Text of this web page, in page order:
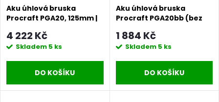
Aku úhlová bruska
Procraft PGA20, 125mm |
4 222 Kč
Skladem 5 ks
DO KOŠÍKU
Aku úhlová bruska
Procraft PGA20bb (bez
125mm | PGA20 bb
1 884 Kč
Skladem 5 ks
DO KOŠÍKU